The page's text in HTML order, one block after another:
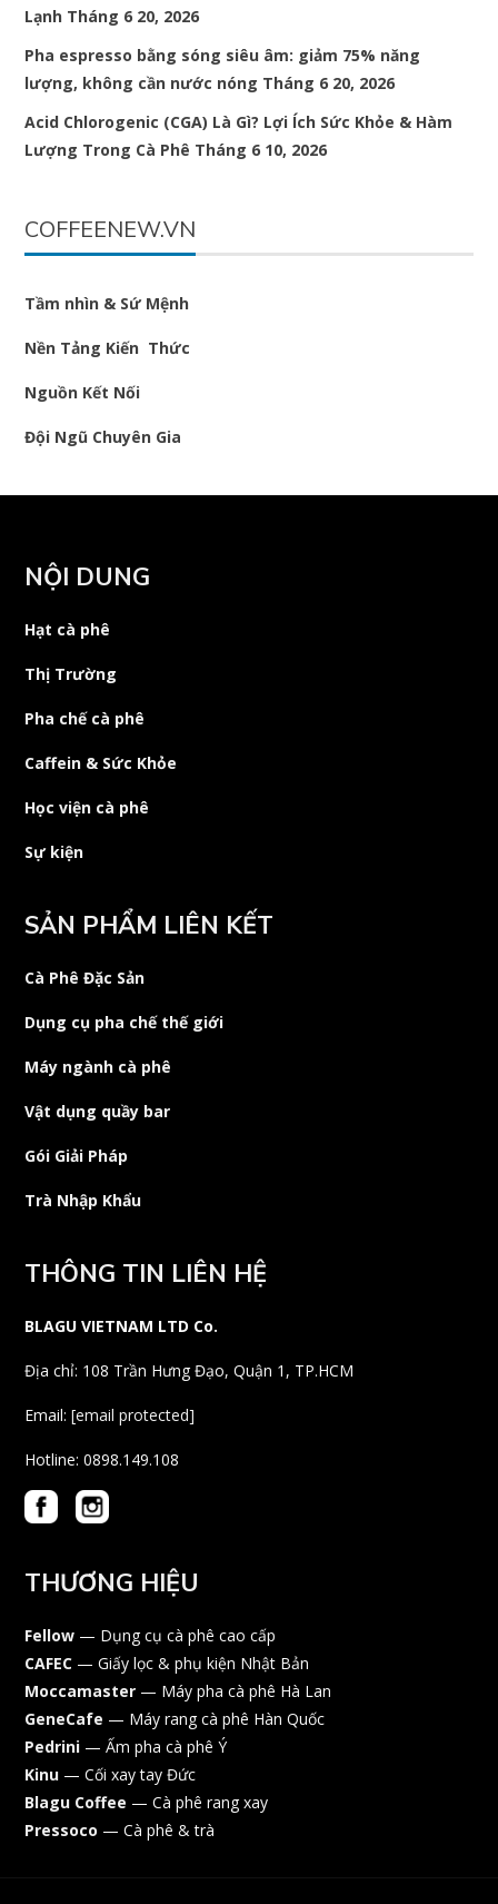
Lạnh Tháng 6 20, 2026
Pha espresso bằng sóng siêu âm: giảm 75% năng
lượng, không cần nước nóng Tháng 6 20, 2026
Acid Chlorogenic (CGA) Là Gì? Lợi Ích Sức Khỏe & Hàm
Lượng Trong Cà Phê Tháng 6 10, 2026
COFFEENEW.VN
Tầm nhìn & Sứ Mệnh
Nền Tảng Kiến Thức
Nguồn Kết Nối
Đội Ngũ Chuyên Gia
NỘI DUNG
Hạt cà phê
Thị Trường
Pha chế cà phê
Caffein & Sức Khỏe
Học viện cà phê
Sự kiện
SẢN PHẨM LIÊN KẾT
Cà Phê Đặc Sản
Dụng cụ pha chế thế giới
Máy ngành cà phê
Vật dụng quầy bar
Gói Giải Pháp
Trà Nhập Khẩu
THÔNG TIN LIÊN HỆ
BLAGU VIETNAM LTD Co.
Địa chỉ: 108 Trần Hưng Đạo, Quận 1, TP.HCM
Email:[email protected]
Hotline: 0898.149.108
THƯƠNG HIỆU
Fellow — Dụng cụ cà phê cao cấp
CAFEC — Giấy lọc & phụ kiện Nhật Bản
Moccamaster — Máy pha cà phê Hà Lan
GeneCafe — Máy rang cà phê Hàn Quốc
Pedrini — Ấm pha cà phê Ý
Kinu — Cối xay tay Đức
Blagu Coffee — Cà phê rang xay
Pressoco — Cà phê & trà